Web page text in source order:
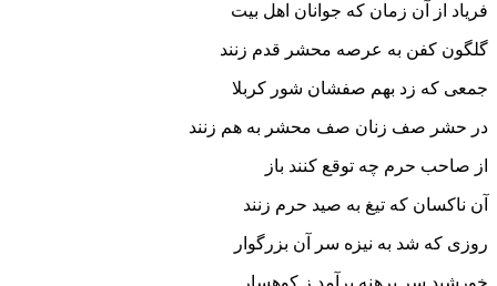
فریاد از آن زمان که جوانان اهل بیت
گلگون کفن به عرصه محشر قدم زنند
جمعی که زد بهم صفشان شور کربلا
در حشر صف زنان صف محشر به هم زنند
از صاحب حرم چه توقع کنند باز
آن ناکسان که تیغ به صید حرم زنند
روزی که شد به نیزه سر آن بزرگوار